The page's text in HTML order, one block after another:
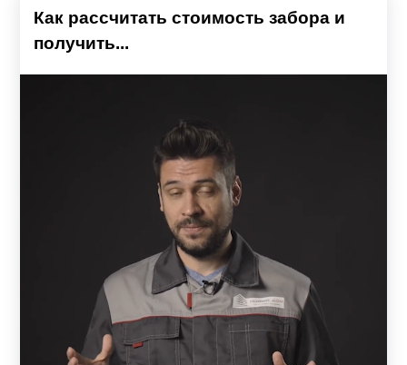
Как рассчитать стоимость забора и
получить...